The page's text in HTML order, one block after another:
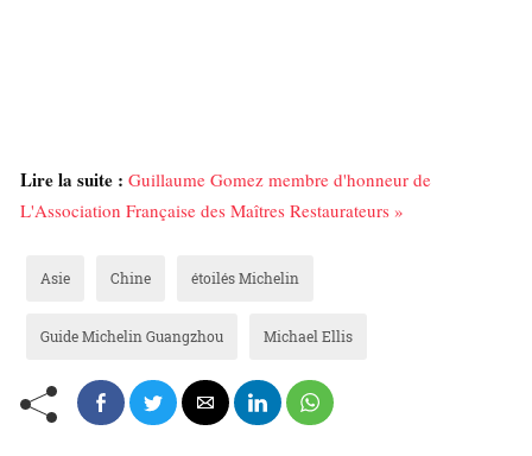
Lire la suite : Guillaume Gomez membre d'honneur de
L'Association Française des Maîtres Restaurateurs »
Asie Chine étoilés Michelin
Guide Michelin Guangzhou Michael Ellis